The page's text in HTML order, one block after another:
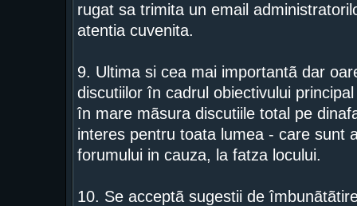
rugat sa trimita un email
atentia cuvenita.
9. Ultima si cea mai importantã dar
discutiilor în cadrul obiectivului
în mare mãsura discutiile total pe
interes pentru toata lumea - care sunt
forumului in cauza, la fatza locului.
10. Se acceptã sugestii de